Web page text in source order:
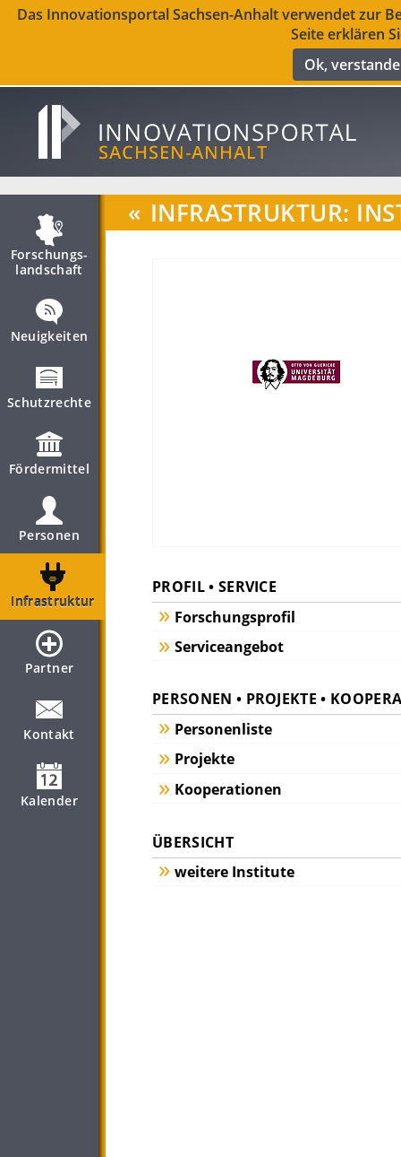
Das Innovationsportal Sachsen-Anhalt verwendet zur
Seite erklären
Ok,
Forschungs­
landschaft
Neuigkeiten
Schutzrechte
Fördermittel
Personen
Infrastruktur
Partner
Kontakt
Kalender
« INFRASTRUKTUR:
PROFIL • SERVICE
Forschungsprofil
Serviceangebot
PERSONEN • PROJEKTE •
Personenliste
Projekte
Kooperationen
ÜBERSICHT
weitere Institute